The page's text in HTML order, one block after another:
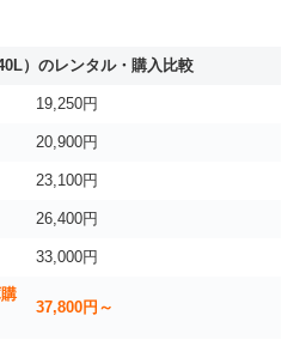
）のレンタル・購入比較
19,250円
20,900円
23,100円
26,400円
33,000円
37,800円～